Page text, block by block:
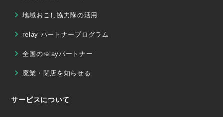
地域おこし協力隊の活用
relay パートナープログラム
全国のrelayパートナー
廃業・閉店を知らせる
サービスについて